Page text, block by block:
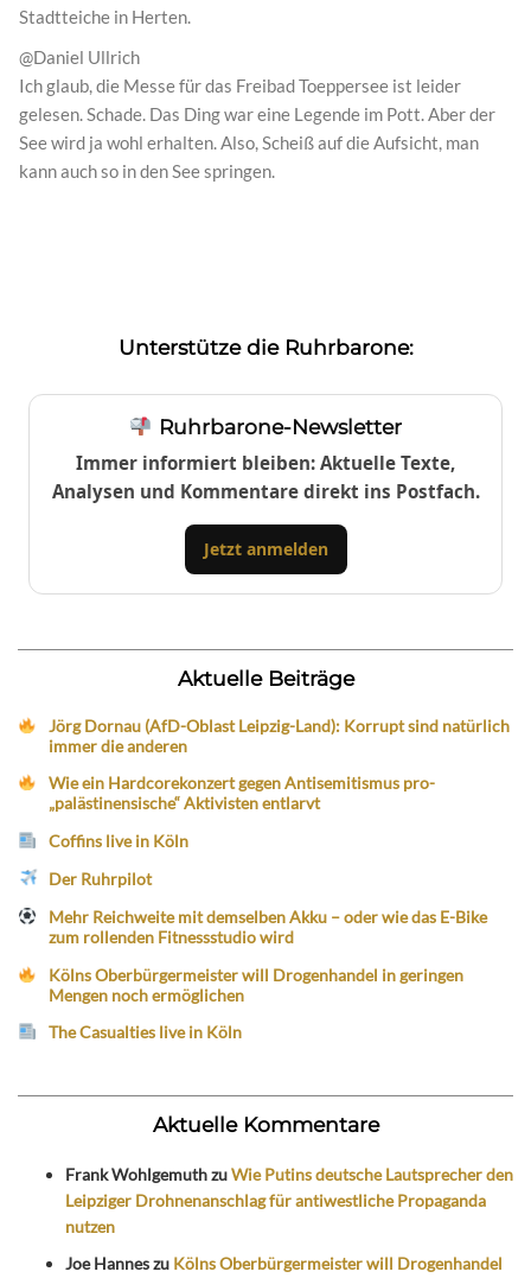
Stadtteiche in Herten.
@Daniel Ullrich
Ich glaub, die Messe für das Freibad Toeppersee ist leider
gelesen. Schade. Das Ding war eine Legende im Pott. Aber der
See wird ja wohl erhalten. Also, Scheiß auf die Aufsicht, man
kann auch so in den See springen.
Unterstütze die Ruhrbarone:
Ruhrbarone-Newsletter
Immer informiert bleiben: Aktuelle Texte,
Analysen und Kommentare direkt ins Postfach.
Jetzt anmelden
Aktuelle Beiträge
Jörg Dornau (AfD-Oblast Leipzig-Land): Korrupt sind natürlich
immer die anderen
Wie ein Hardcorekonzert gegen Antisemitismus pro-
„palästinensische“ Aktivisten entlarvt
Coffins live in Köln
Der Ruhrpilot
Mehr Reichweite mit demselben Akku – oder wie das E-Bike
zum rollenden Fitnessstudio wird
Kölns Oberbürgermeister will Drogenhandel in geringen
Mengen noch ermöglichen
The Casualties live in Köln
Aktuelle Kommentare
Frank WohlgemuthzuWie Putins deutsche Lautsprecher den
Leipziger Drohnenanschlag für antiwestliche Propaganda
nutzen
Joe Hanneszu Kölns Oberbürgermeister will Drogenhandel